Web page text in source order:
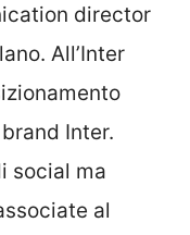
director
All’Inter
Inter.
social ma
al